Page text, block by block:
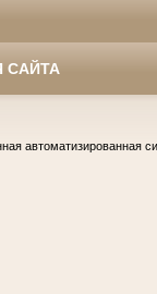
САЙТА
автоматизированная